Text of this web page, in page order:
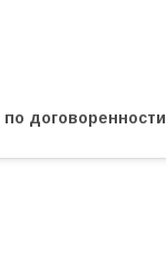
по договоренности